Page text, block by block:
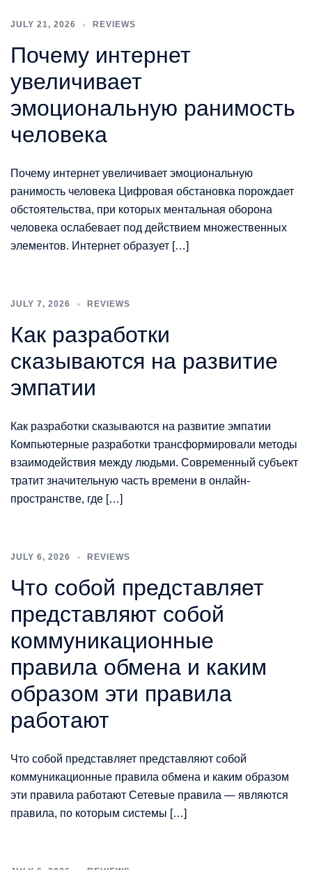
JULY 21, 2026 REVIEWS
Почему интернет
увеличивает
эмоциональную ранимость
человека
Почему интернет увеличивает эмоциональную
ранимость человека Цифровая обстановка порождает
обстоятельства, при которых ментальная оборона
человека ослабевает под действием множественных
элементов. Интернет образует […]
JULY 7, 2026 REVIEWS
Как разработки
сказываются на развитие
эмпатии
Как разработки сказываются на развитие эмпатии
Компьютерные разработки трансформировали методы
взаимодействия между людьми. Современный субъект
тратит значительную часть времени в онлайн-
пространстве, где […]
JULY 6, 2026 REVIEWS
Что собой представляет
представляют собой
коммуникационные
правила обмена и каким
образом эти правила
работают
Что собой представляет представляют собой
коммуникационные правила обмена и каким образом
эти правила работают Сетевые правила — являются
правила, по которым системы […]